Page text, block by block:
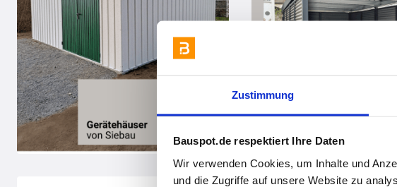
Zustimmung
Bauspot.de respektiert Ihre Daten
Wir verwenden Cookies, um Inhalte und
und die Zugriffe auf unsere Website zu